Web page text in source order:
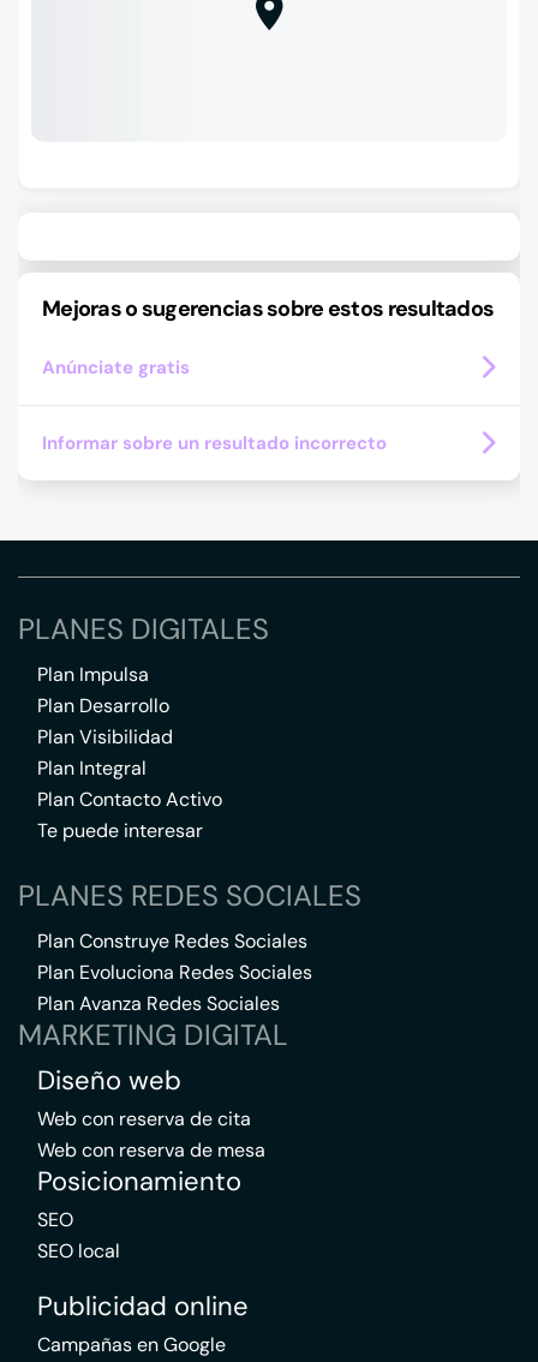
Mejoras o sugerencias sobre estos resultados
Anúnciate gratis
Informar sobre un resultado incorrecto
PLANES DIGITALES
Plan Impulsa
Plan Desarrollo
Plan Visibilidad
Plan Integral
Plan Contacto Activo
Te puede interesar
PLANES REDES SOCIALES
Plan Construye Redes Sociales
Plan Evoluciona Redes Sociales
Plan Avanza Redes Sociales
MARKETING DIGITAL
Diseño web
Web con reserva de cita
Web con reserva de mesa
Posicionamiento
SEO
SEO local
Publicidad online
Campañas en Google